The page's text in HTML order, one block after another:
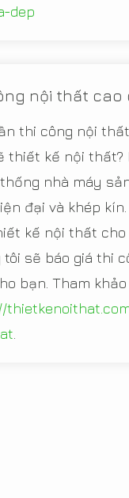
dep
nội thất cao
thi công nội
thiết kế nội thất?
nhà máy
đại và khép
kế nội thất cho
tôi sẽ báo giá thi
bạn. Tham